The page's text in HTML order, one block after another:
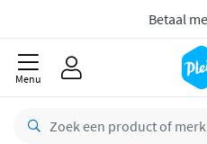
Betaal
Menu